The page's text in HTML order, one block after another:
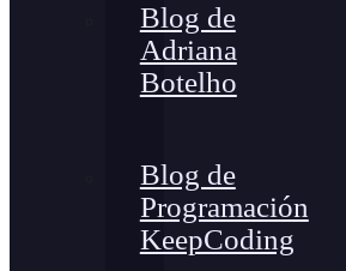
Blog de
Adriana
Botelho
Blog de
Programación
KeepCoding